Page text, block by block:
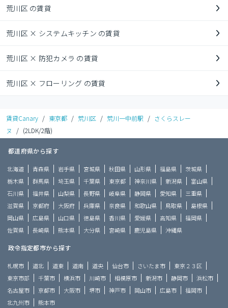
荒川区 の賃貸
荒川区 × システムキッチン の賃貸
荒川区 × 防犯カメラ の賃貸
荒川区 × フローリング の賃貸
賃貸Canary / 東京都 / 荒川区 / 荒川一中前駅 / さくらスレー
ヌ
/ (2LDK/2階)
都道府県から探す
北海道 青森県 岩手県 宮城県 秋田県 山形県 福島県
茨城県
栃木県
群馬県 埼玉県 千葉県 東京都 神奈川県 新潟県
富山県
石川県
福井県 山梨県 長野県 岐阜県 静岡県 愛知県
三重県
滋賀県
京都府 大阪府 兵庫県 奈良県 和歌山県 鳥取県
島根県
岡山県
広島県 山口県 徳島県 香川県 愛媛県 高知県
福岡県
佐賀県
長崎県 熊本県 大分県 宮崎県 鹿児島県 沖縄県
政令指定都市から探す
札幌市 道北 道東 道南 道央 仙台市 さいたま市
東京２３区
東京市部
千葉市 横浜市 川崎市 相模原市 新潟市 静岡市
浜松市
名古屋市
京都市 大阪市 堺市 神戸市 岡山市 広島市
福岡市
北九州市
熊本市